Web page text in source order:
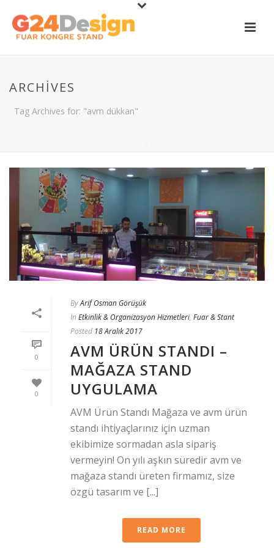
ARCHIVES
Tag Archives for: "avm dükkan"
0
0
ByArif Osman Görüşük
In Etkinlik & Organizasyon Hizmetleri, Fuar & Stant
Posted 18 Aralık 2017
AVM ÜRÜN STANDI –
MAĞAZA STAND
UYGULAMA
AVM Ürün Standı Mağaza ve avm ürün
standı ihtiyaçlarınız için uzman
ekibimize sormadan asla sipariş
vermeyin! On yılı aşkın süredir avm ve
mağaza standı üreten firmamız, size
özgü tasarım ve [...]
READ MORE